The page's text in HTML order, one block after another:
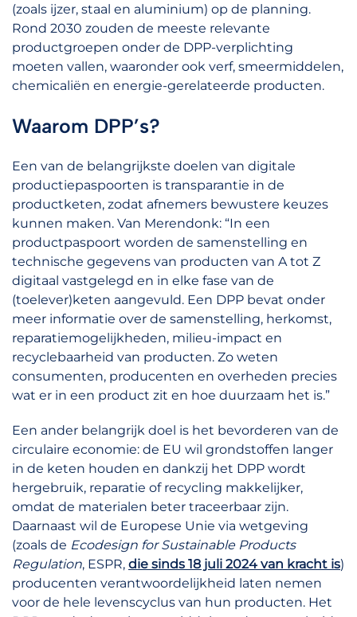
(zoals ijzer, staal en aluminium) op de planning.
Rond 2030 zouden de meeste relevante
productgroepen onder de DPP-verplichting
moeten vallen, waaronder ook verf, smeermiddelen,
chemicaliën en energie-gerelateerde producten.
Waarom DPP’s?
Een van de belangrijkste doelen van digitale
productiepaspoorten is transparantie in de
productketen, zodat afnemers bewustere keuzes
kunnen maken. Van Merendonk: “In een
productpaspoort worden de samenstelling en
technische gegevens van producten van A tot Z
digitaal vastgelegd en in elke fase van de
(toelever)keten aangevuld. Een DPP bevat onder
meer informatie over de samenstelling, herkomst,
reparatiemogelijkheden, milieu-impact en
recyclebaarheid van producten. Zo weten
consumenten, producenten en overheden precies
wat er in een product zit en hoe duurzaam het is.”
Een ander belangrijk doel is het bevorderen van de
circulaire economie: de EU wil grondstoffen langer
in de keten houden en dankzij het DPP wordt
hergebruik, reparatie of recycling makkelijker,
omdat de materialen beter traceerbaar zijn.
Daarnaast wil de Europese Unie via wetgeving
(zoals de Ecodesign for Sustainable Products
Regulation, ESPR, die sinds 18 juli 2024 van kracht is)
producenten verantwoordelijkheid laten nemen
voor de hele levenscyclus van hun producten. Het